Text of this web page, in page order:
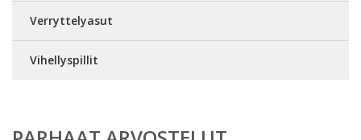
Verryttelyasut
Vihellyspillit